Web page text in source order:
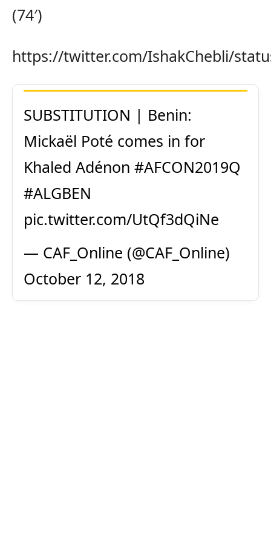
(74′)
https://twitter.com/IshakChebli/
SUBSTITUTION | Benin:
Mickaël Poté comes in for
Khaled Adénon #AFCON2019Q
#ALGBEN
pic.twitter.com/UtQf3dQiNe
— CAF_Online (@CAF_Online)
October 12, 2018